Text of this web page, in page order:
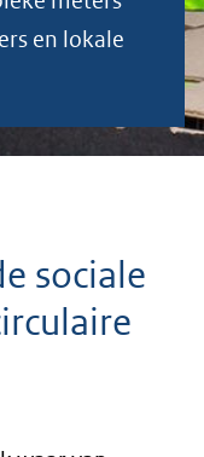
en lokale
sociale